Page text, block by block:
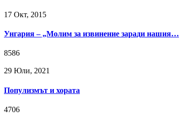
17 Окт, 2015
Унгария – „Молим за извинение заради нашия…
8586
29 Юли, 2021
Популизмът и хората
4706